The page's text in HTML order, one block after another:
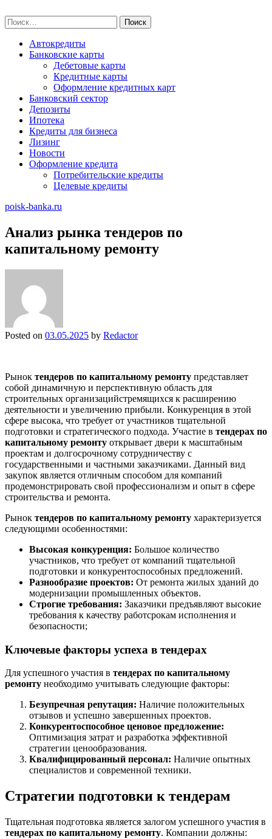
to
content
Найти:
Автокредиты
Банковские карты
Дебетовые карты
Кредитные карты
Оформление кредитных карт
Банковский сектор
Депозиты
Ипотека
Кредиты для бизнеса
Лизинг
Новости
Оформление кредита
Потребительские кредиты
Целевые кредиты
poisk-banka.ru
Анализ рынка тендеров по
капитальному ремонту
Posted on 03.05.2025 by Redactor
Рынок тендеров по капитальному ремонту представляет
собой динамичную и перспективную область для
строительных организацийстремящихся к расширению
деятельности и увеличению прибыли. Конкуренция в этой
сфере высока, что требует от участников тщательной
подготовки и стратегического подхода. Участие в тендерах по
капитальному ремонту открывает двери к масштабным
проектам и долгосрочному сотрудничеству с
государственными и частными заказчиками. Данный вид
закупок является отличным способом для компаний
продемонстрировать свой профессионализм и опыт в сфере
строительства и ремонта.
Рынок тендеров по капитальному ремонту характеризуется
следующими особенностями:
Высокая конкуренция: Большое количество
участников, что требует от компаний тщательной
подготовки и конкурентоспособных предложений.
Разнообразие проектов: От ремонта жилых зданий до
модернизации промышленных объектов.
Строгие требования: Заказчики предъявляют высокие
требования к качеству работсрокам исполнения и
безопасности;
Ключевые факторы успеха в тендерах
Для успешного участия в тендерах по капитальному
ремонту необходимо учитывать следующие факторы:
Безупречная репутация: Наличие положительных
отзывов и успешно завершенных проектов.
Конкурентоспособное ценовое предложение:
Оптимизация затрат и разработка эффективной
стратегии ценообразования.
Квалифицированный персонал: Наличие опытных
специалистов и современной техники.
Стратегии подготовки к тендерам
Тщательная подготовка является залогом успешного участия в
тендерах по капитальному ремонту. Компании должны: